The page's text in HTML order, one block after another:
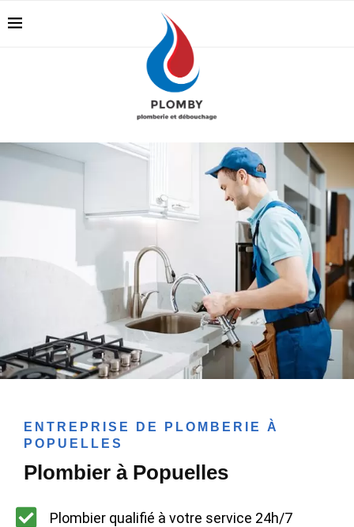
ENTREPRISE DE PLOMBERIE À
POPUELLES
Plombier à Popuelles
Plombier qualifié à votre service 24h/7